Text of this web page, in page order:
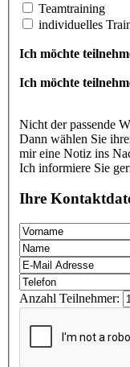
Teamtraining
individuelles
Ich möchte
Ich möchte
Nicht der passende
Dann wählen Sie
mir eine Notiz ins
Ich informiere Sie
Ihre
Anzahl Teilnehmer: